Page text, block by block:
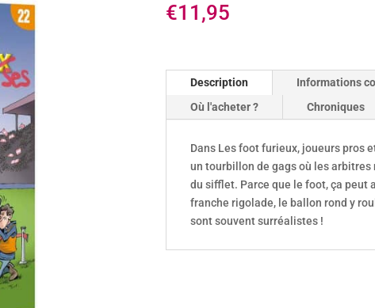
€11,95
Description
Informations
Où l'acheter ?
Chroniques
Dans Les foot furieux, joueurs pros
un tourbillon de gags où les
du sifflet. Parce que le foot, ça peut
franche rigolade, le ballon rond y
sont souvent surréalistes !